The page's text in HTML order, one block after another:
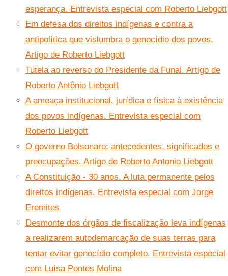
esperança. Entrevista especial com Roberto Liebgott
Em defesa dos direitos indígenas e contra a
antipolítica que vislumbra o genocídio dos povos.
Artigo de Roberto Liebgott
Tutela ao reverso do Presidente da Funai. Artigo de
Roberto Antônio Liebgott
A ameaça institucional, jurídica e física à existência
dos povos indígenas. Entrevista especial com
Roberto Liebgott
O governo Bolsonaro: antecedentes, significados e
preocupações. Artigo de Roberto Antonio Liebgott
A Constituição - 30 anos. A luta permanente pelos
direitos indígenas. Entrevista especial com Jorge
Eremites
Desmonte dos órgãos de fiscalização leva indígenas
a realizarem autodemarcação de suas terras para
tentar evitar genocídio completo. Entrevista especial
com Luísa Pontes Molina